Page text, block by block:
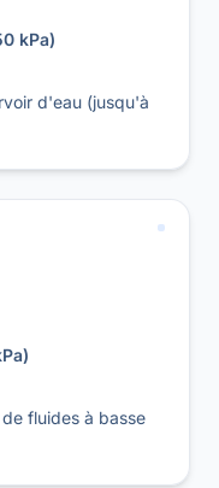
kPa)
d'eau (jusqu'à
fluides à basse